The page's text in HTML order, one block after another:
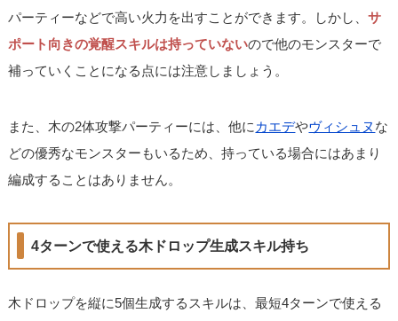
パーティーなどで高い火力を出すことができます。しかし、サ
ポート向きの覚醒スキルは持っていないので他のモンスターで
補っていくことになる点には注意しましょう。
また、木の2体攻撃パーティーには、他に カエデやヴィシュヌ な
どの優秀なモンスターもいるため、持っている場合にはあまり
編成することはありません。
4ターンで使える木ドロップ生成スキル持ち
木ドロップを縦に5個生成するスキルは、最短4ターンで使える